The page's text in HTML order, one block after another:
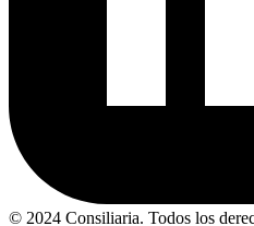
© 2024 Consiliaria. Todos los